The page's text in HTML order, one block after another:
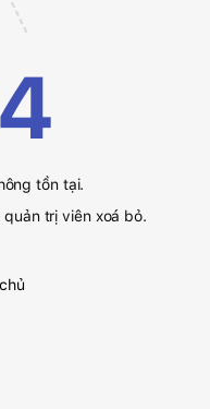
tồn tại.
trị viên xoá bỏ.